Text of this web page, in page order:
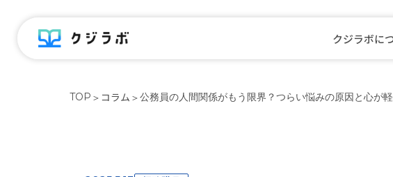
TOP ＞ コラム ＞公務員の人間関係がもう限界？つらい悩みの原因と心が
クジラボに